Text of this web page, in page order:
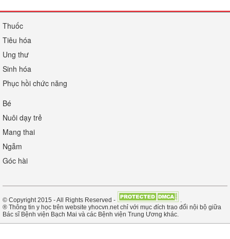
Thuốc
Tiêu hóa
Ung thư
Sinh hóa
Phục hồi chức năng
Bé
Nuôi dạy trẻ
Mang thai
Ngẫm
Góc hài
© Copyright 2015 - All Rights Reserved -
® Thông tin y học trên website yhocvn.net chỉ với mục đích trao đổi nội bộ giữa
Bác sĩ Bệnh viện Bạch Mai và các Bệnh viện Trung Ương khác.